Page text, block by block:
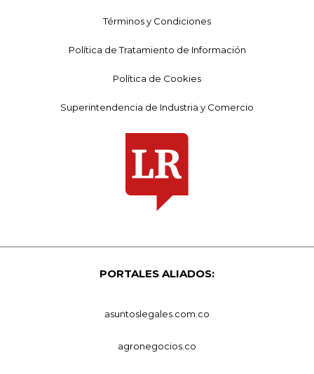
Términos y Condiciones
Política de Tratamiento de Información
Política de Cookies
Superintendencia de Industria y Comercio
PORTALES ALIADOS:
asuntoslegales.com.co
agronegocios.co